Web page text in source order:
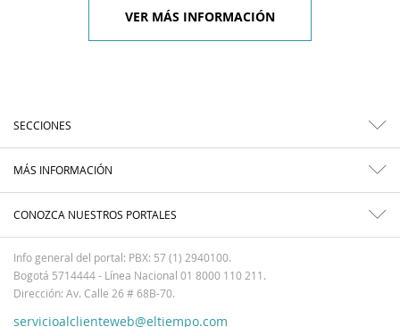
VER MÁS INFORMACIÓN
SECCIONES
MÁS INFORMACIÓN
CONOZCA NUESTROS PORTALES
Info general del portal: PBX: 57 (1) 2940100.
Bogotá 5714444 - Línea Nacional 01 8000 110 211.
Dirección: Av. Calle 26 # 68B-70.
servicioalclienteweb@eltiempo.com